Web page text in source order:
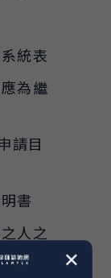
✕
統表
為繼
請目
書
人之